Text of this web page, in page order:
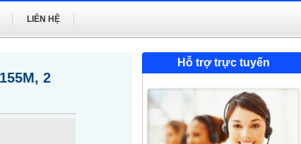
LIÊN HỆ
2
Hỗ trợ trực tuyến